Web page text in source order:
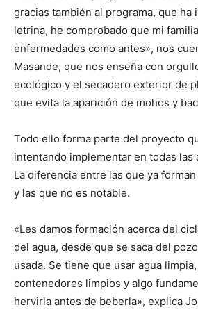
gracias también al programa, que ha
letrina, he comprobado que mi
enfermedades como antes», nos
Masande, que nos enseña con
ecológico y el secadero exterior de
que evita la aparición de mohos y
Todo ello forma parte del proyecto
intentando implementar en todas las
La diferencia entre las que ya
y las que no es notable.
«Les damos formación acerca del
del agua, desde que se saca del
usada. Se tiene que usar agua
contenedores limpios y algo
hervirla antes de beberla», explica